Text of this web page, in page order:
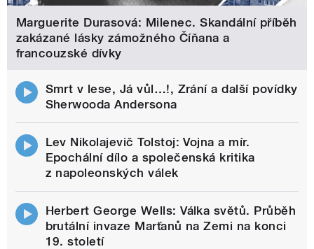
Marguerite Durasová: Milenec. Skandální příběh
zakázané lásky zámožného Číňana a
francouzské dívky
Smrt v lese, Já vůl…!, Zrání a další povídky
Sherwooda Andersona
Lev Nikolajevič Tolstoj: Vojna a mír.
Epochální dílo a společenská kritika
z napoleonských válek
Herbert George Wells: Válka světů. Průběh
brutální invaze Marťanů na Zemi na konci
19. století